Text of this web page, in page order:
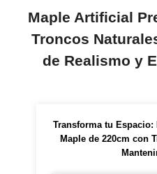
Maple Artificial
Troncos
de Realismo y
Transforma tu
Maple de 220cm con